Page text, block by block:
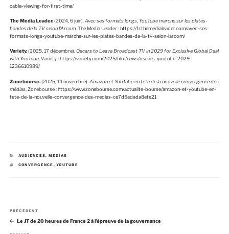
cable-viewing-for-first-time/
The Media Leader.(2024, 6 juin).Avec ses formats longs, YouTube marche sur les plates-
bandes de la TV selon l’Arcom,The Media Leader : https://fr.themedialeader.com/avec-ses-
formats-longs-youtube-marche-sur-les-plates-bandes-de-la-tv-selon-larcom/
Variety.(2025, 17 décembre).Oscars to Leave Broadcast TV in 2029 for Exclusive Global Deal
with YouTube,Variety : https://variety.com/2025/film/news/oscars-youtube-2029-
1236610989/
Zonebourse.(2025, 14 novembre). Amazon et YouTube en tête de la nouvelle convergence des
médias, Zonebourse :https://www.zonebourse.com/actualite-bourse/amazon-et-youtube-en-
tete-de-la-nouvelle-convergence-des-medias-ce7d5adada8efe21
C
T
AUDIENCES, MÉDIAS
É
E
CONVERGENCE ,YOUTUBE
v
A
r
PRÉCÉDENT
Le JT de 20 heures de France 2 à l’épreuve de la gouvernance